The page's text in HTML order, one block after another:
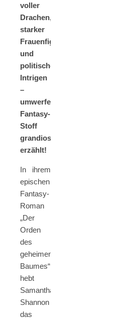
voller
Drachen,
starker
Frauenfiguren
und
politischer
Intrigen
–
umwerfender
Fantasy-
Stoff
grandios
erzählt!
In ihrem
epischen
Fantasy-
Roman
„Der
Orden
des
geheimen
Baumes“
hebt
Samantha
Shannon
das